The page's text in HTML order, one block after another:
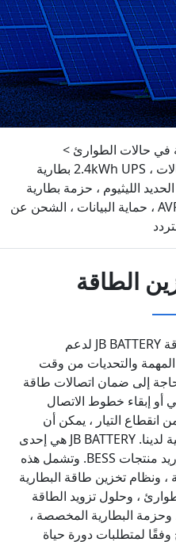
في حالات الطوارئ >
48V50Ah بطارية احتياطية للاتصالات ، 2.4kWh UPS بطارية
الليثيوم ، حزمة بطارية
الليثيوم ، مصدر طاقة البطارية ، AVR ، حماية البيانات ، الشحن عن
الطاقة
يمكن الاستفادة من مصادر الطاقة JB BATTERY لدعم
والتحديات من وقت
إلى ضمان اتصالات طاقة
أو إبقاء خطوط الاتصال
التيار ، يمكن أن
تساعدك أنظمة الطاقة الاحتياطية لدينا. JB BATTERY هي إحدى
الشركات العالمية الرائدة في توريد منتجات BESS. وتشمل هذه
، ونظام تخزين طاقة البطارية
، وحلول تزويد الطاقة
، وحزمة البطارية المخصصة ،
لمتطلبات دورة حياة